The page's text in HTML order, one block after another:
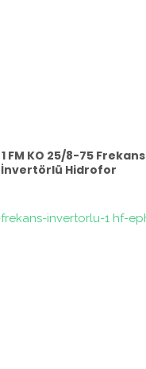
FM KO 25/8-75 Frekans
İnvertörlü Hidrofor